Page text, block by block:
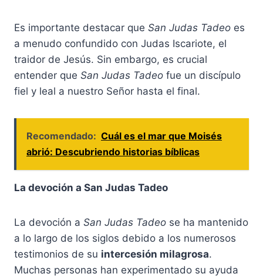
Es importante destacar que San Judas Tadeo es
a menudo confundido con Judas Iscariote, el
traidor de Jesús. Sin embargo, es crucial
entender que San Judas Tadeo fue un discípulo
fiel y leal a nuestro Señor hasta el final.
Recomendado: Cuál es el mar que Moisés
abrió: Descubriendo historias bíblicas
La devoción a San Judas Tadeo
La devoción a San Judas Tadeo se ha mantenido
a lo largo de los siglos debido a los numerosos
testimonios de su intercesión milagrosa.
Muchas personas han experimentado su ayuda